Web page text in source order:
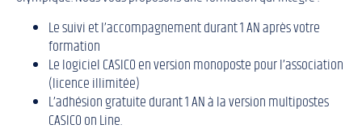
Le suivi et l’accompagnement durant 1 AN après votre
formation
Le logiciel CASICO en version monoposte pour l’association
(licence illimitée)
L’adhésion gratuite durant 1 AN à la version multipostes
CASICO on Line.